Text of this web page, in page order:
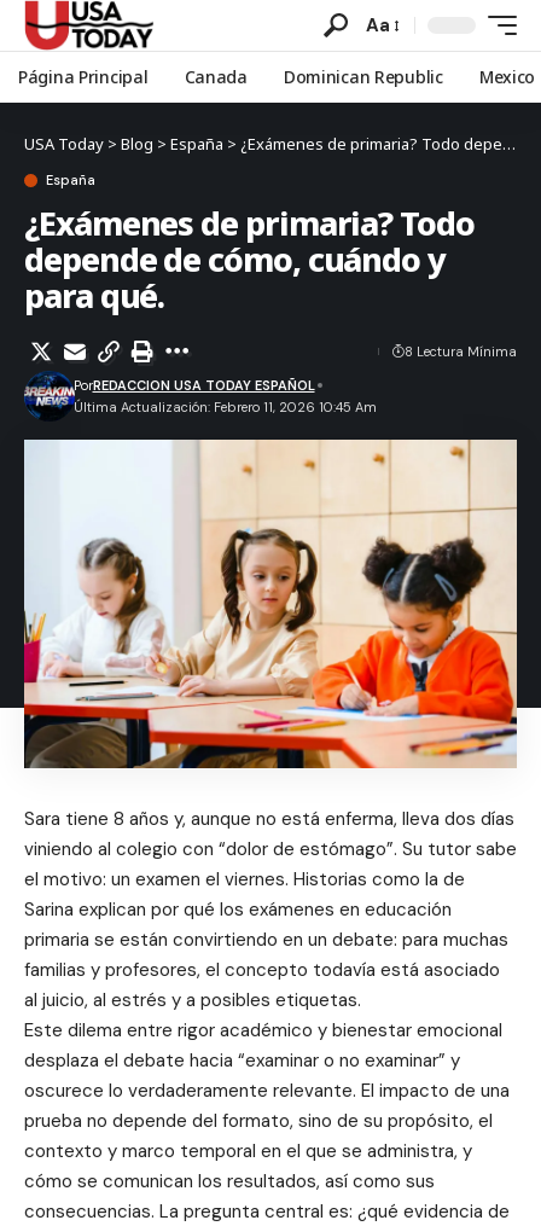
Aa
Página Principal Canada Dominican Republic Mexico
USA Today > Blog > España > ¿Exámenes de primaria? Todo depende de cómo, cuándo y para qué.
España
¿Exámenes de primaria? Todo
depende de cómo, cuándo y
para qué.
Última Actualización: Febrero 11, 2026 10:45 Am
PorREDACCION USA TODAY ESPAÑOL
8 Lectura Mínima
Sara tiene 8 años y, aunque no está enferma, lleva dos días
viniendo al colegio con “dolor de estómago”. Su tutor sabe
el motivo: un examen el viernes. Historias como la de
Sarina explican por qué los exámenes en educación
primaria se están convirtiendo en un debate: para muchas
familias y profesores, el concepto todavía está asociado
al juicio, al estrés y a posibles etiquetas.
Este dilema entre rigor académico y bienestar emocional
desplaza el debate hacia “examinar o no examinar” y
oscurece lo verdaderamente relevante. El impacto de una
prueba no depende del formato, sino de su propósito, el
contexto y marco temporal en el que se administra, y
cómo se comunican los resultados, así como sus
consecuencias. La pregunta central es: ¿qué evidencia de